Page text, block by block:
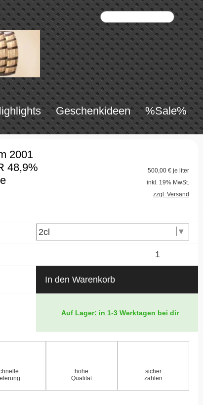
Geschenkideen %Sale%
2001
48,9%
500,00 € je liter
inkl. 19% MwSt.
zzgl. Versand
In den Warenkorb
Auf Lager: in 1-3 Werktagen bei dir
hohe
Qualität
sicher
zahlen